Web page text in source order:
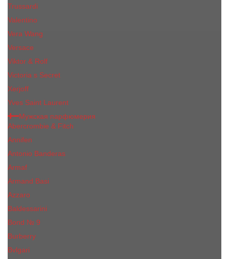
Trussardi
Valentino
Vera Wang
Versace
Viktor & Rolf
Victoria s Secret
Xerjoff
Yves Saint Laurent
Мужская парфюмерия
Abercrombie & Fitch
Annifen
Antonio Banderas
Armaf
Armand Basi
Azzaro
Baldessarini
Bond № 9
Burberry
Bvlgari